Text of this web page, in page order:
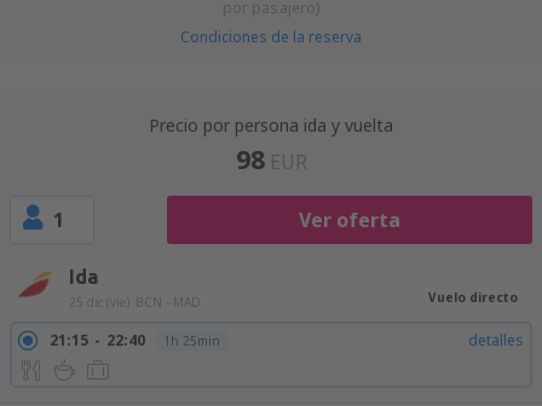
por pasajero)
Condiciones de la reserva
Precio por persona ida y vuelta
98 EUR
1 Ver oferta
Ida
25 dic (vie) BCN - MAD Vuelo directo
21:15 22:40 1h 25min detalles